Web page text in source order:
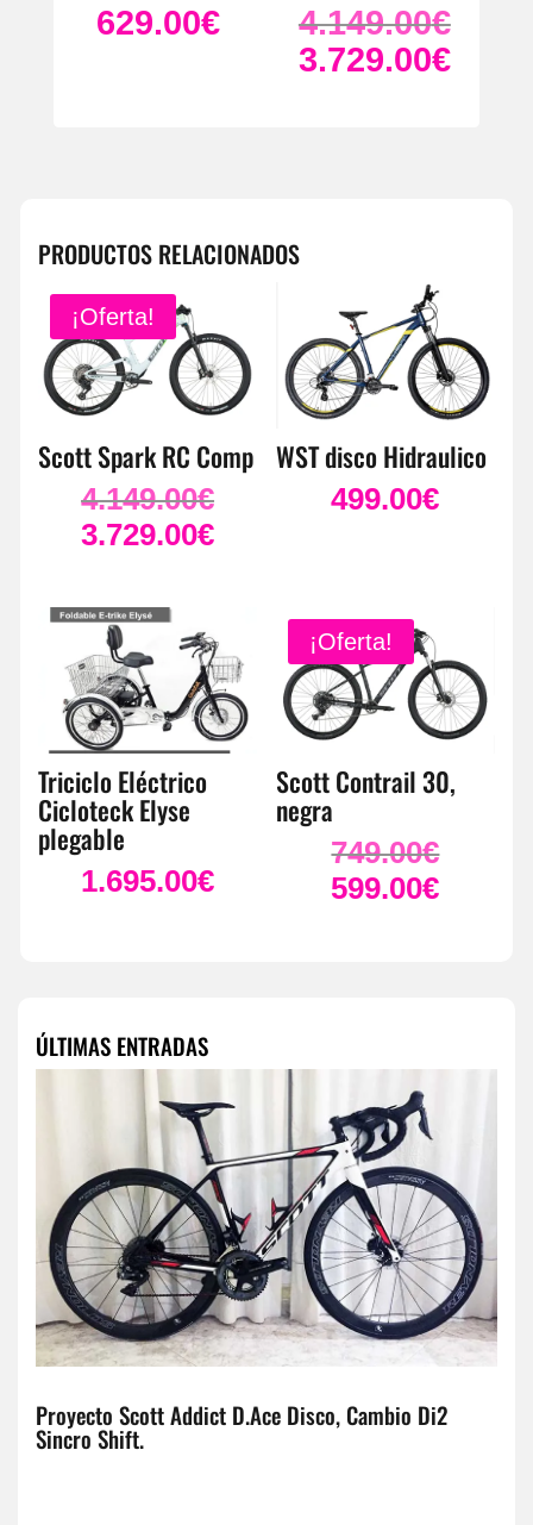
629.00€
4.149.00€El
precio
3.729.00€El
PRODUCTOS RELACIONADOS
¡Oferta!
Scott Spark RC Comp
4.149.00€El
precio
4.149.00€.
3.729.00€El
3.729.00€.
WST disco Hidraulico
499.00€
Triciclo Eléctrico
Cicloteck Elyse
plegable
1.695.00€
¡Oferta!
Scott Contrail 30,
negra
749.00€El
precio
599.00€El
Proyecto Scott Addict D.Ace Disco, Cambio Di2
Sincro Shift.